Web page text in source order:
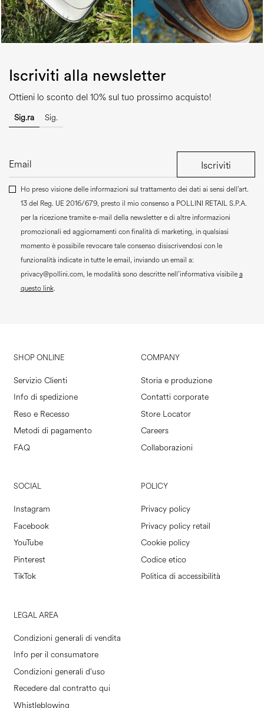
Iscriviti alla newsletter
Ottieni lo sconto del 10% sul tuo prossimo acquisto!
Sig.ra Sig.
Iscriviti
Ho preso visione delle informazioni sul trattamento dei dati ai sensi dell’art.
13 del Reg. UE 2016/679, presto il mio consenso a POLLINI RETAIL S.P.A.
per la ricezione tramite e-mail della newsletter e di altre informazioni
promozionali ed aggiornamenti con finalità di marketing, in qualsiasi
momento è possibile revocare tale consenso disiscrivendosi con le
funzionalità indicate in tutte le email, inviando un email a:
privacy@pollini.com, le modalità sono descritte nell’informativa visibilea
questo link.
SHOP ONLINE
Servizio Clienti
Info di spedizione
Reso e Recesso
Metodi di pagamento
FAQ
COMPANY
Storia e produzione
Contatti corporate
Store Locator
Careers
Collaborazioni
SOCIAL
Instagram
Facebook
YouTube
Pinterest
TikTok
POLICY
Privacy policy
Privacy policy retail
Cookie policy
Codice etico
Politica di accessibilità
LEGAL AREA
Condizioni generali di vendita
Info per il consumatore
Condizioni generali d'uso
Recedere dal contratto qui
Whistleblowing